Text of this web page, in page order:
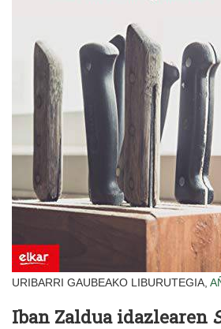
URIBARRI GAUBEAKO LIBURUTEGIA,
Iban Zaldua idazlearen